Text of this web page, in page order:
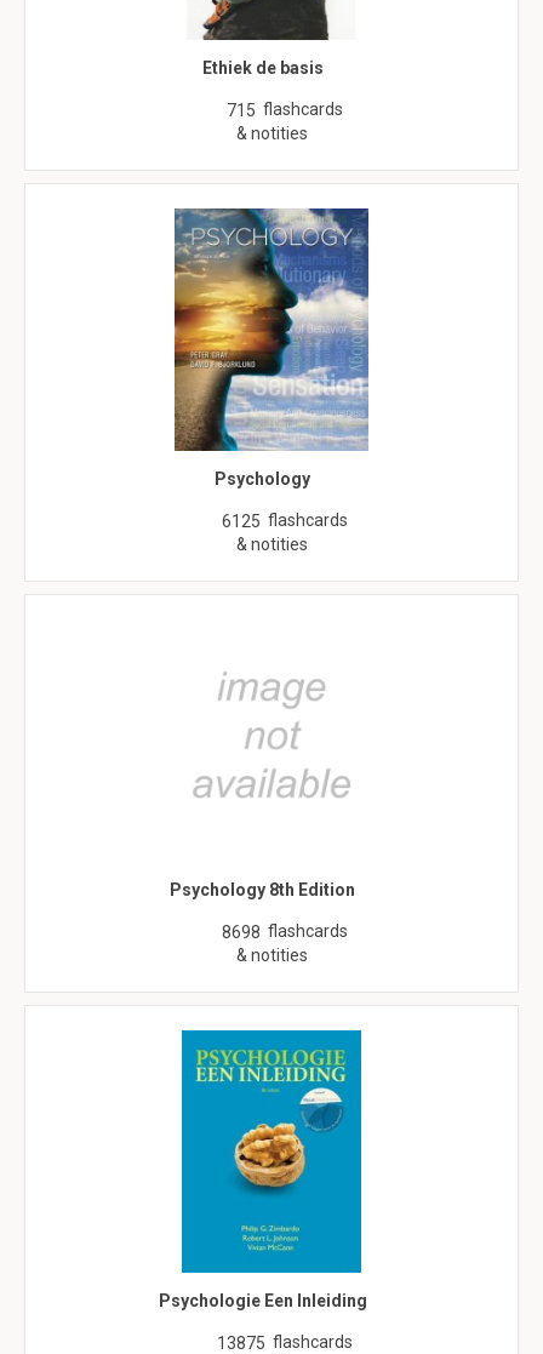
Ethiek de basis
715 flashcards
& notities
Psychology
6125 flashcards
& notities
Psychology 8th Edition
8698 flashcards
& notities
Psychologie Een Inleiding
13875 flashcards